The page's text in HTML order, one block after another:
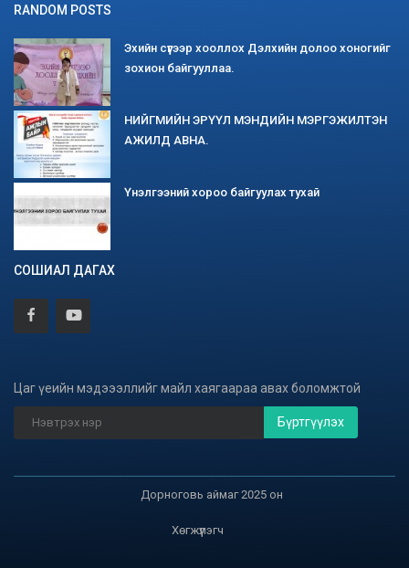
RANDOM POSTS
Эхийн сүүгээр хооллох Дэлхийн долоо хоногийг
зохион байгууллаа.
НИЙГМИЙН ЭРҮҮЛ МЭНДИЙН МЭРГЭЖИЛТЭН
АЖИЛД АВНА.
Үнэлгээний хороо байгуулах тухай
СОШИАЛ ДАГАХ
Цаг үеийн мэдэээллийг майл хаягаараа авах боломжтой
Бүртгүүлэх
Дорноговь аймаг 2025 он
Хөгжүүлэгч